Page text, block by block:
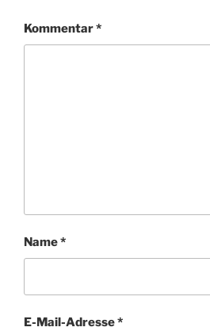
Kommentar*
Name*
E-Mail-Adresse*